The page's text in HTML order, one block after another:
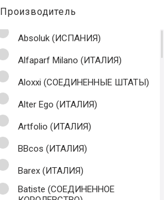
Гель для укладки
Глина для волос
Глина для укладки
Горячее обёртывание
Дозатор
Жидкие кристаллы
Жидкий шелк
Загуститель
Кератиновое выпрямление
Производитель
Absoluk (ИСПАНИЯ)
Alfaparf Milano (ИТАЛИЯ)
Aloxxi (СОЕДИНЕННЫЕ ШТАТЫ)
Alter Ego (ИТАЛИЯ)
Artfolio (ИТАЛИЯ)
BBcos (ИТАЛИЯ)
Barex (ИТАЛИЯ)
Batiste (СОЕДИНЕННОЕ